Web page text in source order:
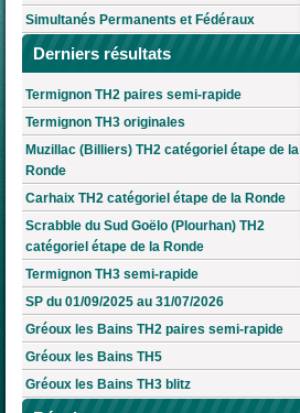
Simultanés Permanents et Fédéraux
Derniers résultats
Termignon TH2 paires semi-rapide
Termignon TH3 originales
Muzillac (Billiers) TH2 catégoriel étape de la
Ronde
Carhaix TH2 catégoriel étape de la Ronde
Scrabble du Sud Goëlo (Plourhan) TH2
catégoriel étape de la Ronde
Termignon TH3 semi-rapide
SP du 01/09/2025 au 31/07/2026
Gréoux les Bains TH2 paires semi-rapide
Gréoux les Bains TH5
Gréoux les Bains TH3 blitz